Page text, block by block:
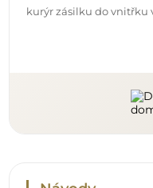
Prohlédněte si návody